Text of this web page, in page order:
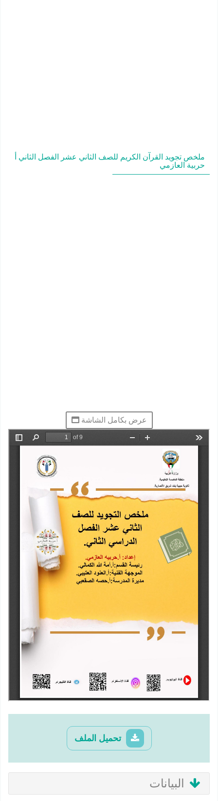
ملخص تجويد القرآن الكريم للصف الثاني عشر الفصل الثاني أ
حربية العازمي
عرض بكامل الشاشة
تحميل الملف
البيانات